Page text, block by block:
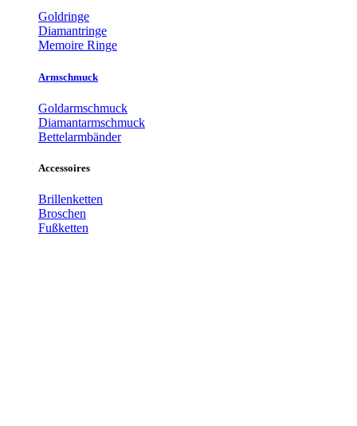
Goldringe
Diamantringe
Memoire Ringe
Armschmuck
Goldarmschmuck
Diamantarmschmuck
Bettelarmbänder
Accessoires
Brillenketten
Broschen
Fußketten